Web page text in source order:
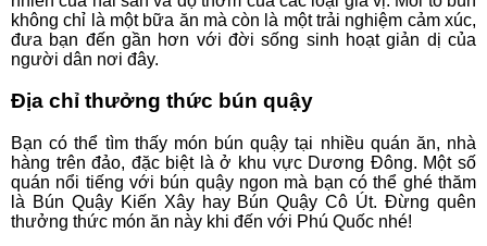
không chỉ là một bữa ăn mà còn là một trải nghiệm cảm xúc,
đưa bạn đến gần hơn với đời sống sinh hoạt giản dị của
người dân nơi đây.
Địa chỉ thưởng thức bún quậy
Bạn có thể tìm thấy món bún quậy tại nhiều quán ăn, nhà
hàng trên đảo, đặc biệt là ở khu vực Dương Đông. Một số
quán nổi tiếng với bún quậy ngon mà bạn có thể ghé thăm
là Bún Quậy Kiến Xây hay Bún Quậy Cô Út. Đừng quên
thưởng thức món ăn này khi đến với Phú Quốc nhé!